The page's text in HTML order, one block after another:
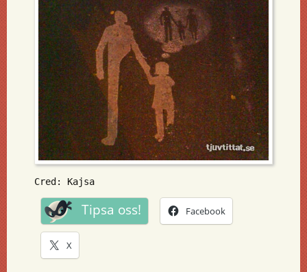
Cred: Kajsa
Tipsa oss! Facebook
X